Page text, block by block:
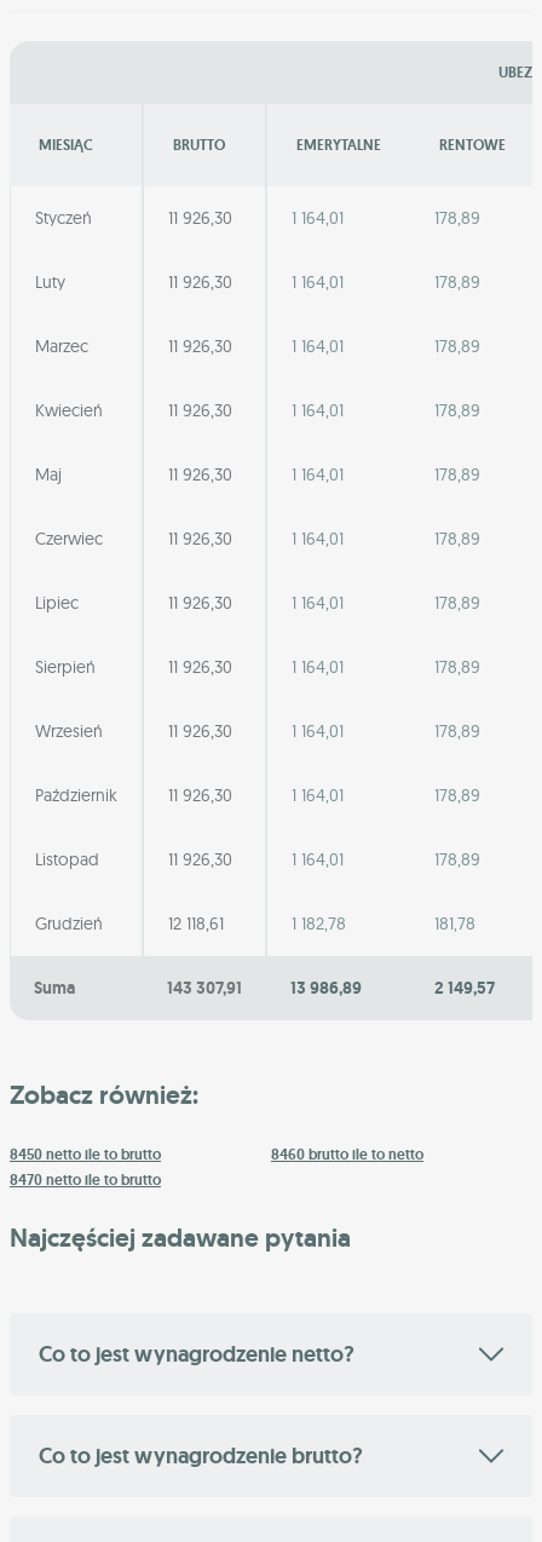
MIESIĄC BRUTTO EMERYTALNE RENTOWE
Styczeń 11 926,30 1 164,01 178,89
Luty 11 926,30 1 164,01 178,89
Marzec 11 926,30 1 164,01 178,89
Kwiecień 11 926,30 1 164,01 178,89
Maj 11 926,30 1 164,01 178,89
Czerwiec 11 926,30 1 164,01 178,89
Lipiec 11 926,30 1 164,01 178,89
Sierpień 11 926,30 1 164,01 178,89
Wrzesień 11 926,30 1 164,01 178,89
Październik 11 926,30 1 164,01 178,89
Listopad 11 926,30 1 164,01 178,89
Grudzień 12 118,61 1 182,78 181,78
Suma 143 307,91 13 986,89 2 149,57
Zobacz również:
8450 netto ile to brutto
8460 brutto ile to netto
8470 netto ile to brutto
Najczęściej zadawane pytania
Co to jest wynagrodzenie netto?
Co to jest wynagrodzenie brutto?